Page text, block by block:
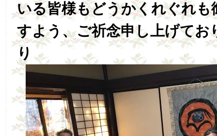
いる皆様もどうかくれぐれも
すよう、ご祈念申し上げてお
り